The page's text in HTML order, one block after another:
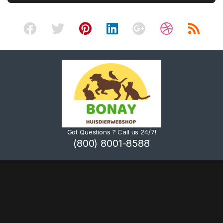
Got Questions ? Call us 24/7!
(800) 8001-8588